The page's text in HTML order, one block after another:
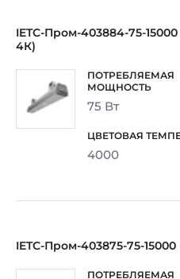
IETC-Пром-403884-75-
4К)
75 Вт
4000
IETC-Пром-403875-75-15000